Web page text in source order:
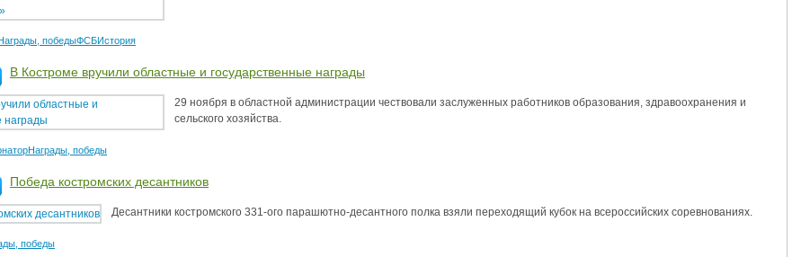
победыФСБИстория
В Костроме вручили областные и государственные награды
29 ноября в областной администрации чествовали заслуженных работников образования, здравоохранения и
сельского хозяйства.
Награды, победы
Победа костромских десантников
Десантники костромского 331-ого парашютно-десантного полка взяли переходящий кубок на всероссийских соревнованиях.
победы